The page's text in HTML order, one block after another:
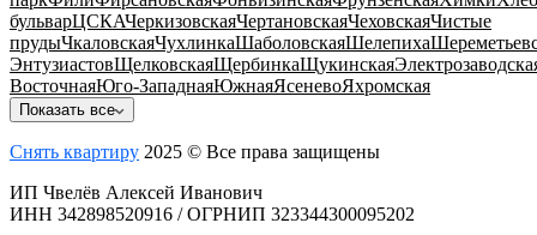
бульварЦСКАЧеркизовскаяЧертановскаяЧеховскаяЧистые
прудыЧкаловскаяЧухлинкаШаболовскаяШелепиха
ЭнтузиастовЩелковскаяЩербинкаЩукинская
ВосточнаяЮго-ЗападнаяЮжнаяЯсеневоЯхромская
Показать все
Снять квартиру 2025 © Все права защищены
ИП Чвелёв Алексей Иванович
ИНН 342898520916 / ОГРНИП 323344300095202